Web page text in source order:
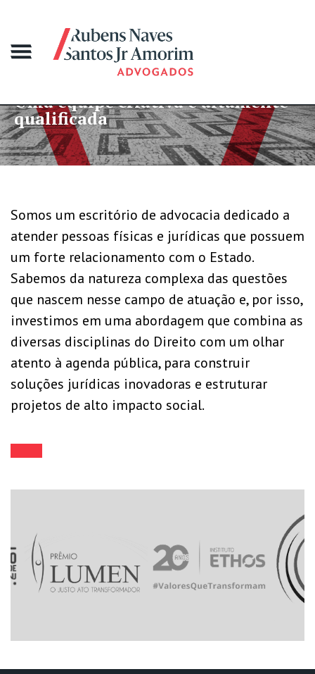
equipe criativa e altamente
Somos um escritório de advocacia dedicado a
atender pessoas físicas e jurídicas que possuem
um forte relacionamento com o Estado.
Sabemos da natureza complexa das questões
que nascem nesse campo de atuação e, por isso,
investimos em uma abordagem que combina as
diversas disciplinas do Direito com um olhar
atento à agenda pública, para construir
soluções jurídicas inovadoras e estruturar
projetos de alto impacto social.